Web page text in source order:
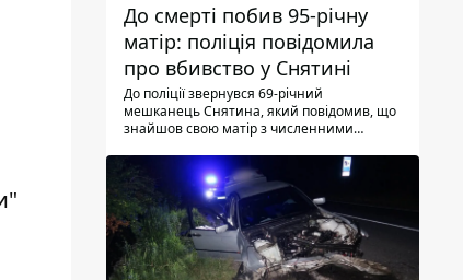
До смерті побив 95-річну
матір: поліція повідомила
про вбивство у Снятині
До поліції звернувся 69-річний
мешканець Снятина, який повідомив, що
знайшов свою матір з численними
з'ясували правоохоронці, ці травми жінці
наніс її син.